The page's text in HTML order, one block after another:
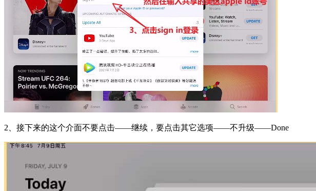
2、接下来的这个介面不要点击——继续，要点击其它选项——不升级——Done